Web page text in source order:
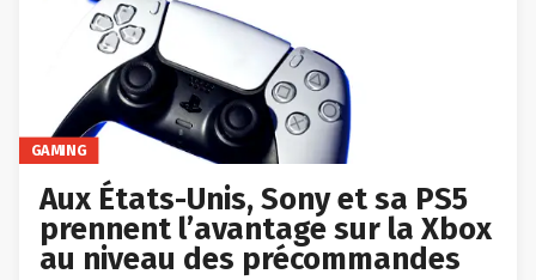
GAMING
Aux États-Unis, Sony et sa PS5
prennent l’avantage sur la Xbox
au niveau des précommandes